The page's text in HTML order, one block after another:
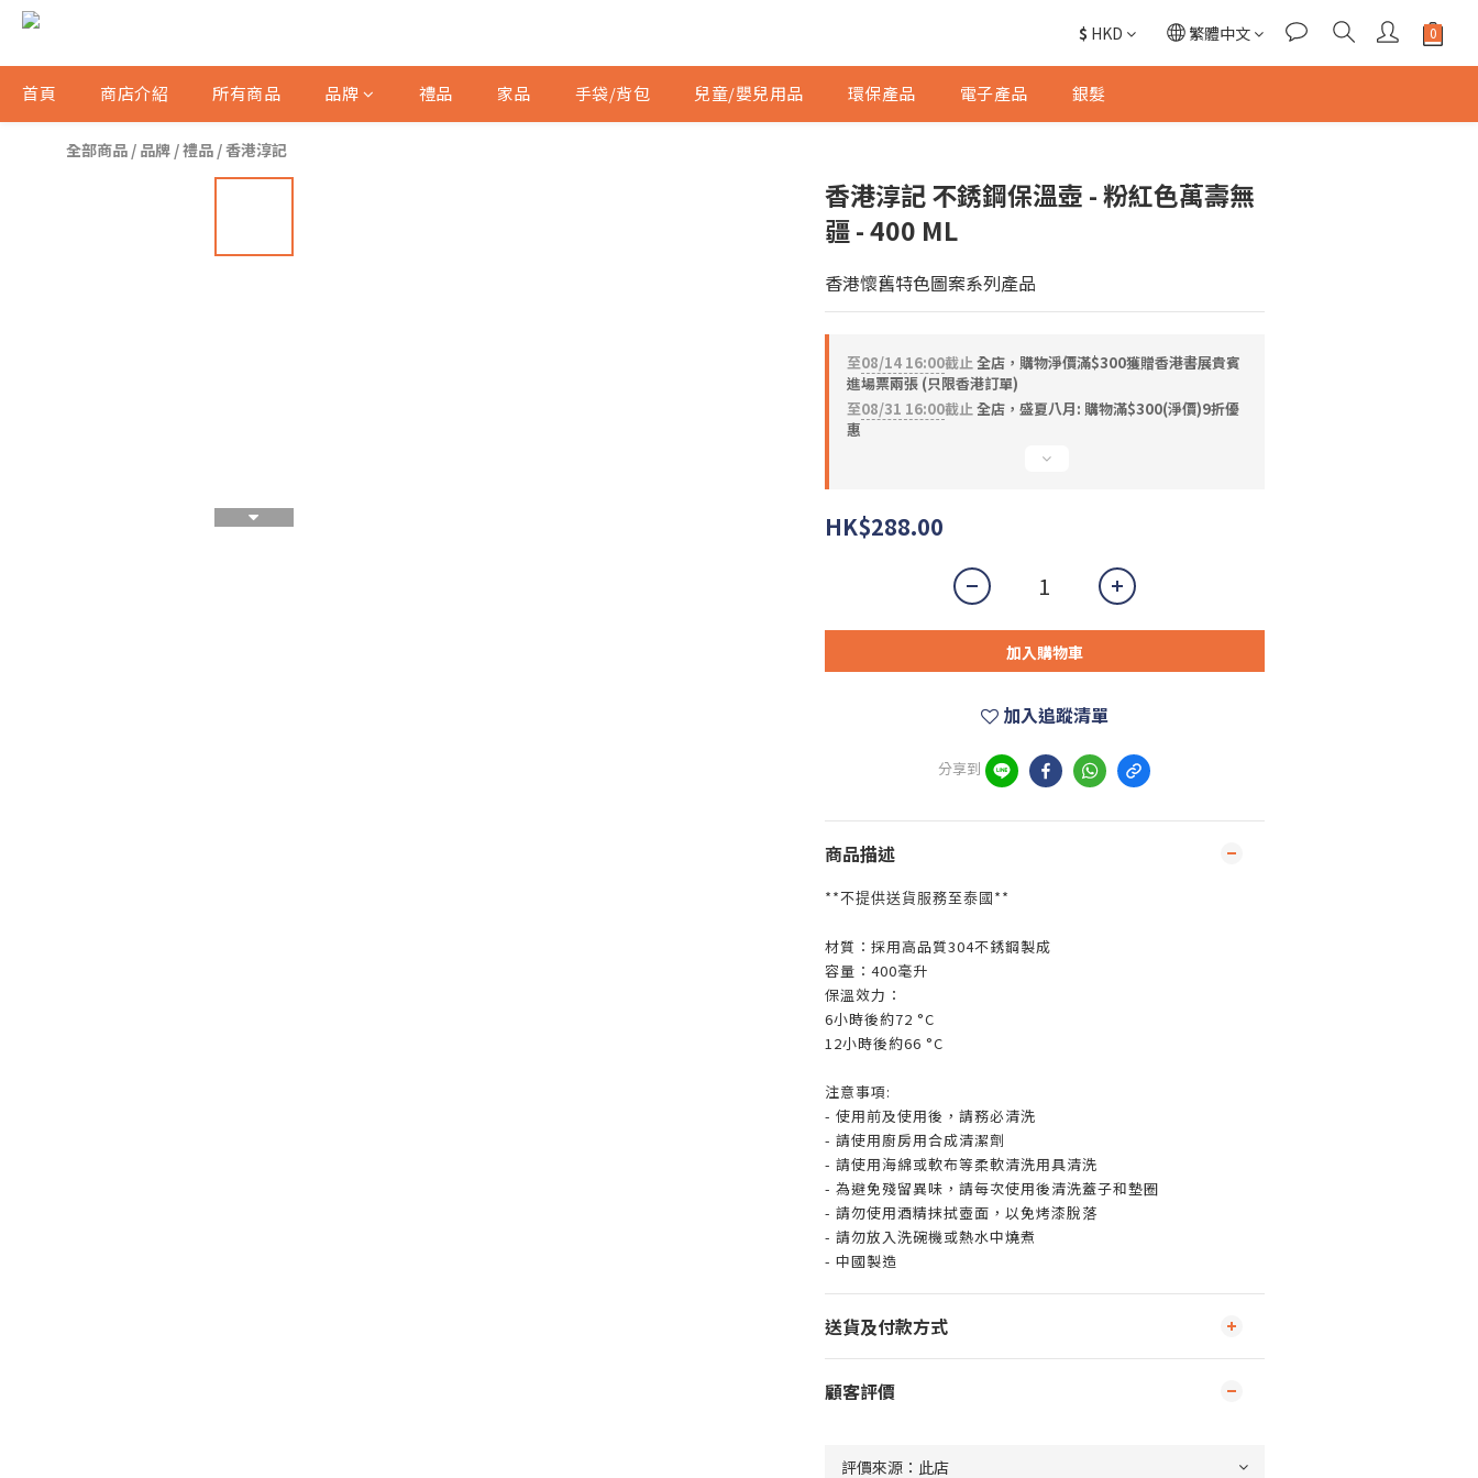
$ HKD 繁體中文
首頁 商店介紹 所有商品 品牌 禮品 家品 手袋/背包 兒童/嬰兒用品 環保產品 電子產品 銀髮
全部商品 / 品牌 /禮品 /香港淳記
香港淳記 不銹鋼保溫壺 - 粉紅色萬壽無
疆 - 400 ML
香港懷舊特色圖案系列產品
至08/14 16:00截止全店，購物淨價滿$300獲贈香港書展貴賓
進場票兩張 (只限香港訂單)
至08/31 16:00截止全店，盛夏八月: 購物滿$300(淨價)9折優
惠
HK$288.00
加入購物車
加入追蹤清單
分享到
商品描述
**不提供送貨服務至泰國 **
材質：採用高品質304不銹鋼製成
容量：400毫升
保溫效力：
6小時後約72 °C
12小時後約66 °C
注意事項:
- 使用前及使用後，請務必清洗
- 請使用廚房用合成清潔劑
- 請使用海綿或軟布等柔軟清洗用具清洗
- 為避免殘留異味，請每次使用後清洗蓋子和墊圈
- 請勿使用酒精抹拭壺面，以免烤漆脫落
- 請勿放入洗碗機或熱水中燒煮
- 中國製造
送貨及付款方式
顧客評價